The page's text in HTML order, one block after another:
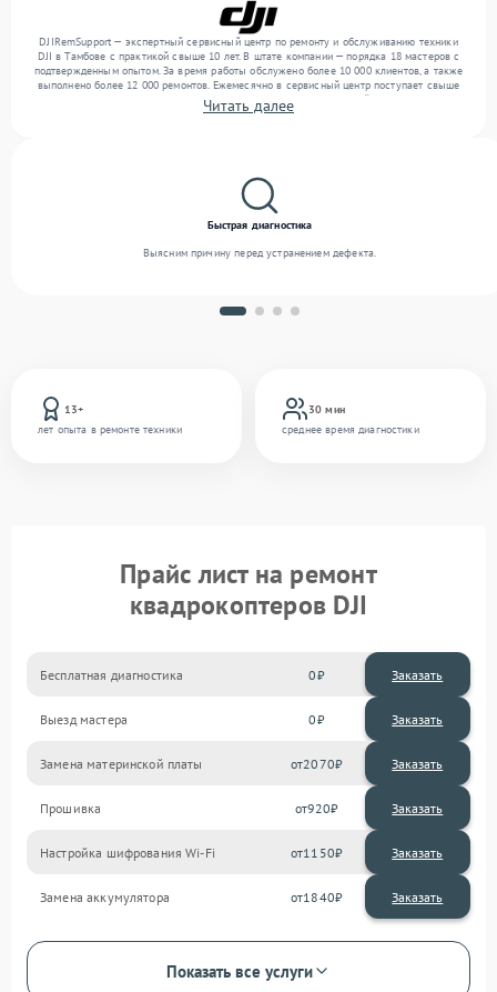
DJIRemSupport — экспертный сервисный центр по ремонту и обслуживанию техники
DJI в Тамбове с практикой свыше 10 лет. В штате компании — порядка 18 мастеров с
подтвержденным опытом. За время работы обслужено более 10 000 клиентов, а также
выполнено более 12 000 ремонтов. Ежемесячно в сервисный центр поступает свыше
300 единиц техники, включая , , . Мы беремся за задачи любой сложности и
гарантируем высокое качество обслуживания благодаря использованию
Читать далее
13+
лет опыта в ремонте техники
30 мин
среднее время диагностики
Быстрая диагностика
Выясним причину перед устранением дефекта.
Прайс лист на ремонт
квадрокоптеров DJI
Бесплатная диагностика 0 Заказать
Выезд мастера 0 Заказать
Замена материнской платы 2070
Прошивка 920
Настройка шифрования Wi-Fi 1150
Замена аккумулятора 1840
Показать все услуги